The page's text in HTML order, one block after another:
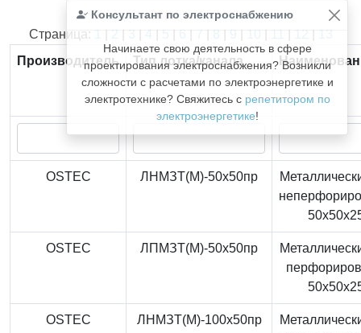
Консультант по электроснабжению
Начинаете свою деятельность в сфере
проектирования электроснабжения? Возникли
сложности с расчетами по электроэнергетике и
электротехнике? Свяжитесь с репетитором по
электроэнергетике!
Найдено366из366записей.
Страница: 1 | 2 | 3 | 4 | 5 | 6 | 7 | 8 | 9 | 10 | 11 | 12 | 13
Производитель
Тип лотка/канала
OSTEC ЛНМЗТ(М)-50x50пр
OSTEC ЛПМЗТ(М)-50x50пр
OSTEC ЛНМЗТ(М)-100x50пр